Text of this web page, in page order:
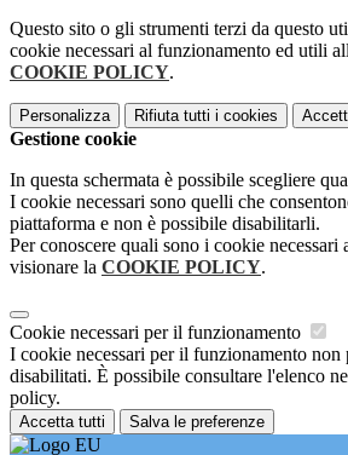
Questo sito o gli strumenti terzi da questo
cookie necessari al funzionamento ed utili
COOKIE POLICY.
Personalizza Rifiuta tutti i cookies
Gestione cookie
In questa schermata è possibile scegliere
I cookie necessari sono quelli che
piattaforma e non è possibile disabilitarli.
Per conoscere quali sono i cookie necessari
visionare la COOKIE POLICY.
Cookie necessari per il funzionamento
I cookie necessari per il funzionamento non
disabilitati. È possibile consultare l'elenco
policy.
Accetta tutti Salva le preferenze